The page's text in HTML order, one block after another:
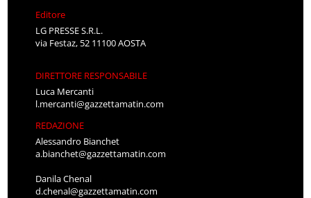
Editore
LG PRESSE S.R.L.
via Festaz, 52 11100 AOSTA
DIRETTORE RESPONSABILE
Luca Mercanti
l.mercanti@gazzettamatin.com
REDAZIONE
Alessandro Bianchet
a.bianchet@gazzettamatin.com
Danila Chenal
d.chenal@gazzettamatin.com